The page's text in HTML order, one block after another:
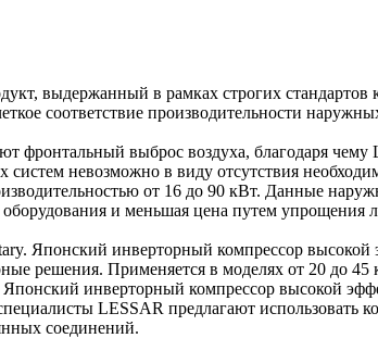
выдержанный в рамках строгих
соответствие производительности
выброс воздуха, благодаря
невозможно в виду отсутствия
от 16 до 90 кВт. Данные
и меньшая цена путем упрощения
Японский инверторный компрессор
решения. Применяется в моделях от 20 до 45
инверторный компрессор высокой
LESSAR предлагают
соединений.